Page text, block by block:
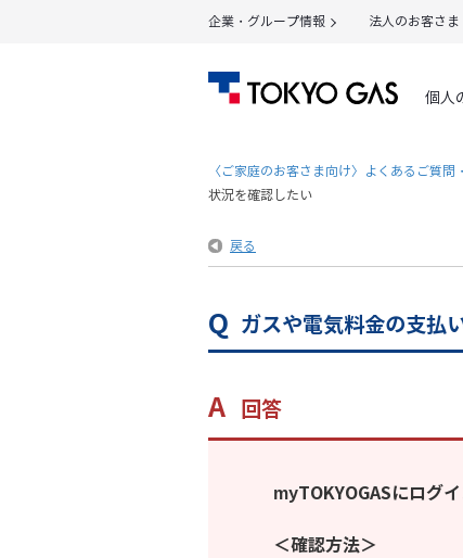
企業・グループ情報 法人のお客さま
個人
〈ご家庭のお客さま向け〉よくあるご質問
状況を確認したい
戻る
ガスや電気料金の支払
回答
myTOKYOGASにログ
＜確認方法＞